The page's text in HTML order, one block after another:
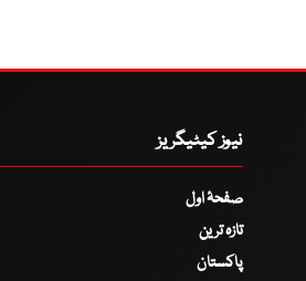
نیوز کیٹیگریز
صفحۂ اول
تازہ ترین
پاکستان